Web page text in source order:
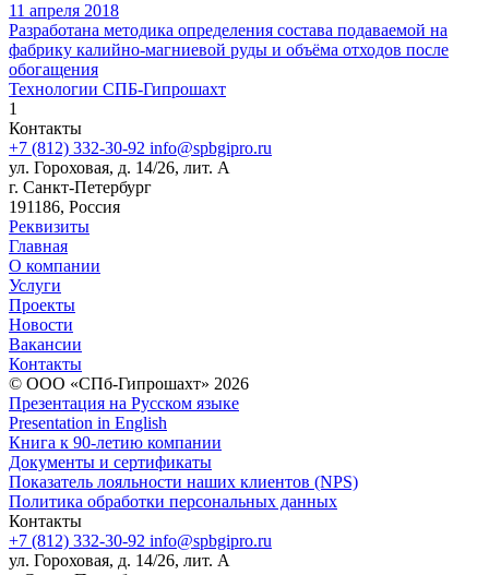
11 апреля 2018
Разработана методика определения состава подаваемой на
фабрику калийно-магниевой руды и объёма отходов после
обогащения
Технологии СПБ-Гипрошахт
1
Контакты
+7 (812) 332-30-92 info@spbgipro.ru
ул. Гороховая, д. 14/26, лит. А
г. Санкт-Петербург
191186, Россия
Реквизиты
Главная
О компании
Услуги
Проекты
Новости
Вакансии
Контакты
© ООО «СПб-Гипрошахт» 2026
Презентация на Русском языке
Presentation in English
Книга к 90-летию компании
Документы и сертификаты
Показатель лояльности наших клиентов (NPS)
Политика обработки персональных данных
Контакты
+7 (812) 332-30-92 info@spbgipro.ru
ул. Гороховая, д. 14/26, лит. А